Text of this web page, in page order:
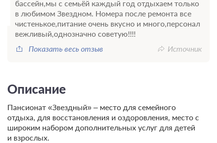
бассейн,мы с семьёй каждый год отдыхаем только
в любимом Звездном. Номера после ремонта все
чистенькое,питание очень вкусно и много,персонал
вежливый,однозначно советую!!!!
Показать весь отзыв
Источник
Описание
Пансионат «Звездный» – место для семейного
отдыха, для восстановления и оздоровления, место с
широким набором дополнительных услуг для детей
и взрослых.